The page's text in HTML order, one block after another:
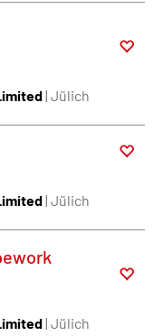
| Jülich
| Jülich
| Jülich